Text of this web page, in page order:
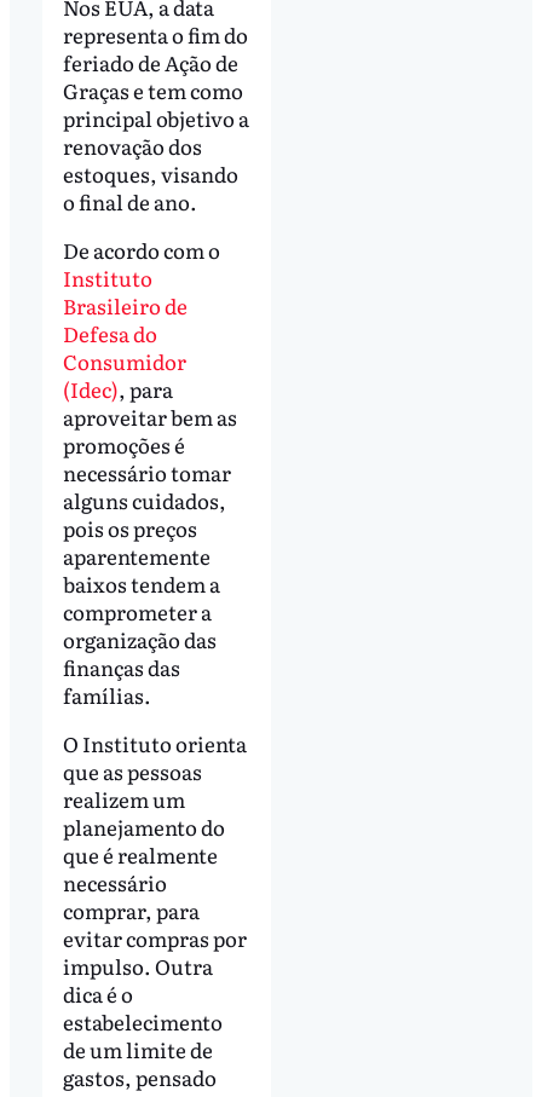
Nos EUA, a data
representa o fim do
feriado de Ação de
Graças e tem como
principal objetivo a
renovação dos
estoques, visando
o final de ano.
De acordo com o
Instituto
Brasileiro de
Defesa do
Consumidor
(Idec), para
aproveitar bem as
promoções é
necessário tomar
alguns cuidados,
pois os preços
aparentemente
baixos tendem a
comprometer a
organização das
finanças das
famílias.
O Instituto orienta
que as pessoas
realizem um
planejamento do
que é realmente
necessário
comprar, para
evitar compras por
impulso. Outra
dica é o
estabelecimento
de um limite de
gastos, pensado